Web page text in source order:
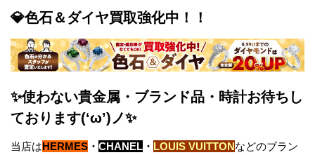
💎色石＆ダイヤ買取強化中！！
✨使わない貴金属・ブランド品・時計お待ちし
ております(‘ω’)ノ✨
当店はHERMES ・ CHANEL ・ LOUIS VUITTONなどのブラン